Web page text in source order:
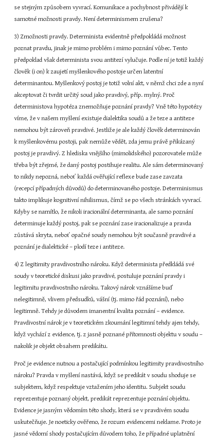
se stejným způsobem vyvrací. Komunikace a pochybnost přivádějí k
samotné možnosti pravdy. Není determinismem zrušena?
3) Zmožnosti pravdy. Determinista evidentně předpokládá možnost
poznat pravdu, jinak je mimo problém i mimo poznání vůbec. Tento
předpoklad však determinista svou antitezí vylučuje. Podle ní je totiž každý
člověk (i on) k zaujetí myšlenkového postoje určen latentní
determinantou. Myšlenkový postoj je totiž volní akt, v němž chci zde a nyní
akceptovat či tvrdit určitý soud jako pravdivý, příp. mylný. Proč
deterministova hypotéza znemožňuje poznání pravdy? Vně této hypotézy
víme, že v našem myšlení existuje dialektika soudů a že teze a antiteze
nemohou být zároveň pravdivé. Jestliže je ale každý člověk determinován
k myšlenkovému postoji, pak nemůže vědět, zda jemu právě přikázaný
postoj je pravdivý. Z hlediska vnějšího (mimolidského) pozorovatele může
třeba být zřejmé, že daný postoj postihuje realitu. Ale sám determinovaný
to nikdy nepozná, neboť každá ověřující reflexe bude zase zavzata
(recepcí případných důvodů) do determinovaného postoje. Determinismus
takto implikuje kognitivní nihilismus, čímž se po všech stránkách vyvrací.
Kdyby se namítlo, že nikoli iracionální determinanta, ale samo poznání
determinuje každý postoj, pak se poznání zase iracionalizuje a pravda
zůstává skryta, neboť opačné soudy nemohou být současně pravdivé a
poznání je dialektické – plodí teze i antiteze.
4) Z legitimity pravdivostního nároku. Když determinista předkládá své
soudy v teoretické diskusi jako pravdivé, postuluje poznání pravdy i
legitimitu pravdivostního nároku. Takový nárok vznášíme buď
nelegitimně, vlivem předsudků, vášní (tj. mimo řád poznání), nebo
legitimně. Tehdy je důvodem imanentní kvalita poznání – evidence.
Pravdivostní nárok je v teoretickém zkoumání legitimní tehdy ajen tehdy,
když vychází z evidence, tj. z jasně poznané přítomnosti objektu v soudu –
nakolik je objekt obsahem predikátu.
Proč je evidence nutnou a postačující podmínkou legitimity pravdivostního
nároku? Pravda v myšlení nastává, když se predikát v soudu shoduje se
subjektem, když respektuje vztažením jeho identitu. Subjekt soudu
reprezentuje poznaný objekt, predikát reprezentuje poznání objektu.
Evidence je jasným vědomím této shody, která se v pravdivém soudu
uskutečňuje. Je noeticky ověřeno, že rozum evidencemi neklame. Proto je
jasné vědomí shody postačujícím důvodem toho, že případné uplatnění